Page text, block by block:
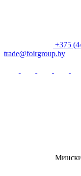
+375
trade@foirgroup.by